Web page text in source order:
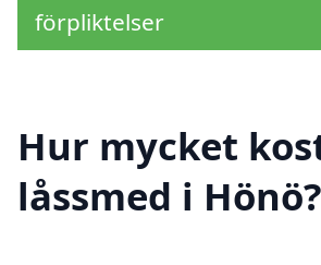
förpliktelser
Hur mycket
låssmed i Hönö?